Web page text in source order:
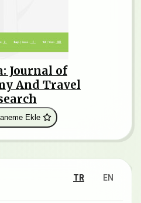
Journal of
And Travel
Ekle
TR EN